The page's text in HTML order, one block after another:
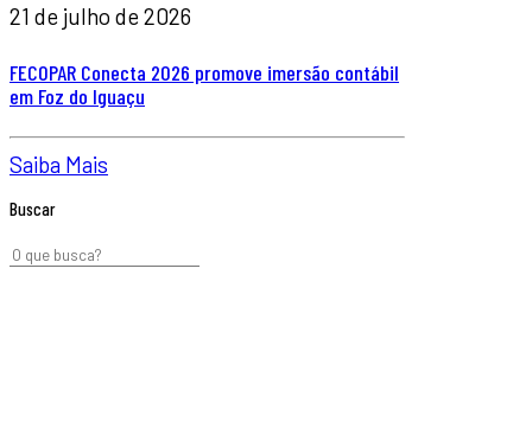
21 de julho de 2026
FECOPAR Conecta 2026 promove imersão contábil
em Foz do Iguaçu
Saiba Mais
Buscar